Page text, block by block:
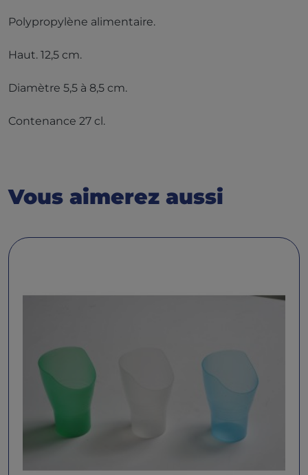
Polypropylène alimentaire.
Haut. 12,5 cm.
Diamètre 5,5 à 8,5 cm.
Contenance 27 cl.
Vous aimerez aussi